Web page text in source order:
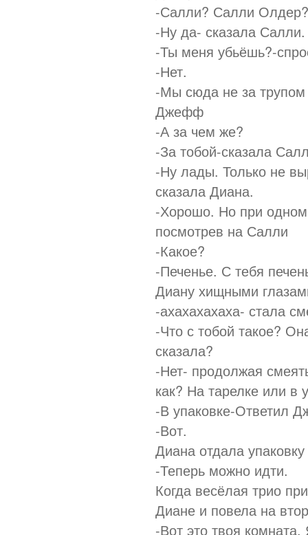
-Салли? Салли Олдер?
-Ну да- сказала Салли.
-Ты меня убьёшь?-
-Нет.
-Мы сюда не за
Джефф
-А за чем же?
-За тобой-сказала
-Ну лады. Только не
сказала Диана.
-Хорошо. Но при
посмотрев на Салли
-Какое?
-Печенье. С тебя
Диану хищными
-ахахахахаха- стала
-Что с тобой такое?
сказала?
-Нет- продолжая
как? На тарелке или в
-В упаковке-Ответил
-Вот.
Диана отдала
-Теперь можно идти.
Когда весёлая трио
Диане и повела на
-Вот это твоя